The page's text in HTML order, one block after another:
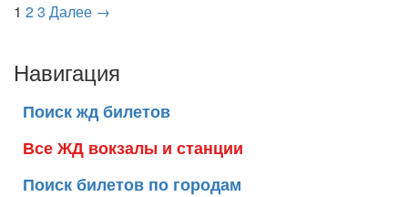
1 23 Далее →
Навигация
Поиск жд билетов
Все ЖД вокзалы и станции
Поиск билетов по городам